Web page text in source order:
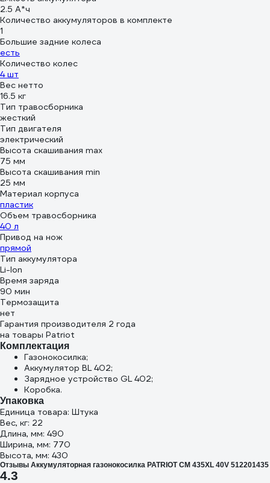
2.5 А*ч
Количество аккумуляторов в комплекте
1
Большие задние колеса
есть
Количество колес
4 шт
Вес нетто
16.5 кг
Тип травосборника
жесткий
Тип двигателя
электрический
Высота скашивания max
75 мм
Высота скашивания min
25 мм
Материал корпуса
пластик
Объем травосборника
40 л
Привод на нож
прямой
Тип аккумулятора
Li-lon
Время заряда
90 мин
Термозащита
нет
Гарантия производителя 2 года
на товары Patriot
Комплектация
Газонокосилка;
Аккумулятор BL 402;
Зарядное устройство GL 402;
Коробка.
Упаковка
Единица товара: Штука
Вес, кг: 22
Длина, мм: 490
Ширина, мм: 770
Высота, мм: 430
Отзывы Аккумуляторная газонокосилка PATRIOT CM 435XL 40V 512201435
4.3